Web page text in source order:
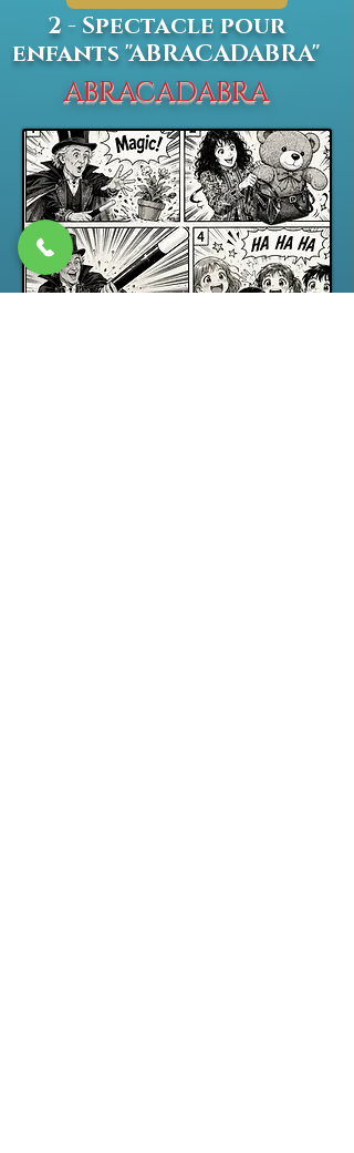
2 - Spectacle pour
enfants "ABRACADABRA"
ABRACADABRA